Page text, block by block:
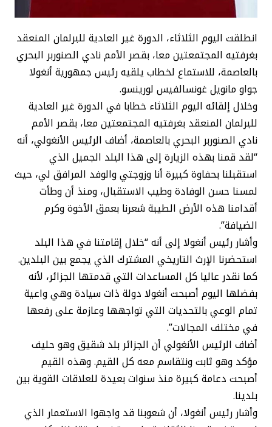
انطلقت اليوم الثلاثاء، الدورة غير العادية للبرلمان المنعقد
بغرفتيه المجتمعتين معا، بقصر الأمم نادي الصنوربر البحري
بالعاصمة، للاستماع لخطاب يلقيه رئيس جمهورية أنغولا
جواو مانويل غونسالفيس لورينسو.
وخلال إلقائه اليوم الثلاثاء خطابا في الدورة غير العادية
للبرلمان المنعقد بغرفتيه المجتمعتين معا، بقصر الأمم
نادي الصنوربر البحري بالعاصمة، أضاف الرئيس الأنغولي، أنه
“لقد قمنا بهذه الزيارة إلى هذا البلد الجميل الذي
استقبلنا بحفاوة كبيرة أنا وزوجتي والوفد المرافق لي، حيث
لمسنا حسن الوفادة وطيب الاستقبال، ومنذ أن وطأت
أقدامنا هذه الأرض الطيبة شعرنا بعمق الأخوة وكرم
الضيافة”.
وأشار رئيس أنغولا إلى أنه “خلال إقامتنا في هذا البلد
استحضرنا الإرث التاريخي المشترك الذي يجمع بين البلدين.
كما نقدر عاليا كل المساعدات التي قدمتها الجزائر، لأنه
بفضلها اليوم أصبحت أنغولا دولة ذات سيادة وهي واعية
تمام الوعي بالتحديات التي تواجهها وعازمة على رفعها
في مختلف المجالات”.
أضاف الرئيس الأنغولي أن الجزائر بلد شقيق وهو حليف
مؤكد وهو ثابت ونتقاسم معه كل القيم. وهذه القيم
أصبحت دعامة كبيرة منذ سنوات بعيدة للعلاقات القوية بين
بلدينا.
وأشار رئيس أنغولا، أن شعوبنا قد واجهوا الاستعمار الذي